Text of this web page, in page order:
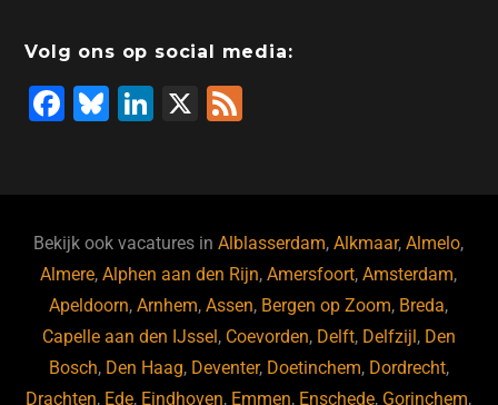
Volg ons op social media:
F
b
o
o
k
Bl
ky
Li
dI
n
X
Bekijk ook vacatures inAlblasserdam,Alkmaar,Almelo,
Almere,Alphen aan den Rijn,Amersfoort,Amsterdam,
Apeldoorn,Arnhem,Assen, Bergen op Zoom, Breda,
Capelle aan den IJssel , Coevorden, Delft, Delfzijl , Den
Bosch, Den Haag, Deventer, Doetinchem, Dordrecht,
Drachten, Ede, Eindhoven, Emmen, Enschede, Gorinchem,